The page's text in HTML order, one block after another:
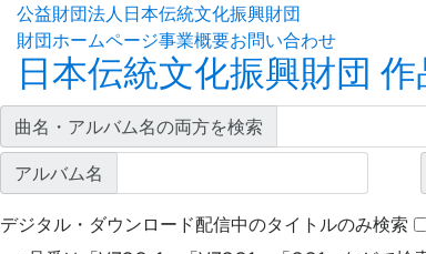
公益財団法人日本伝統文化振興財団
財団ホームページ事業概要お問い合わせ
日本伝統文化振興財団
曲名・アルバム名の両方を検索
アルバム名
デジタル・ダウンロード配信中のタイトルのみ検索